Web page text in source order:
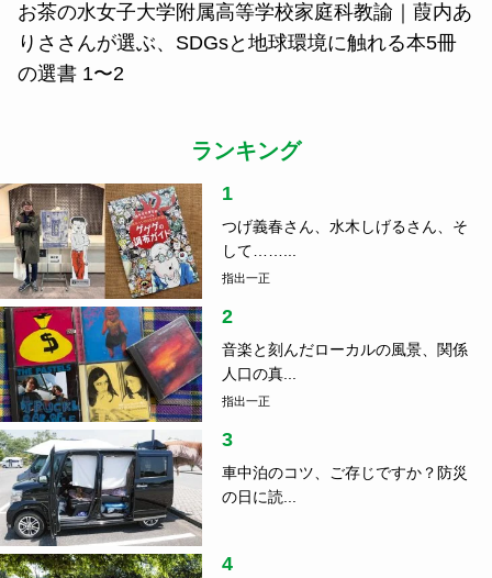
お茶の水女子大学附属高等学校家庭科教諭｜葭内あ
りささんが選ぶ、SDGsと地球環境に触れる本5冊
の選書 1〜2
ランキング
1
つげ義春さん、水木しげるさん、そ
して……...
指出一正
2
音楽と刻んだローカルの風景、関係
人口の真...
指出一正
3
車中泊のコツ、ご存じですか？防災
の日に読...
4